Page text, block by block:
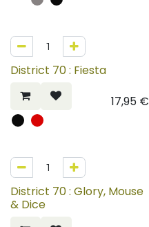
District 70 : Fiesta
17,95€
District 70 : Glory, Mouse
& Dice